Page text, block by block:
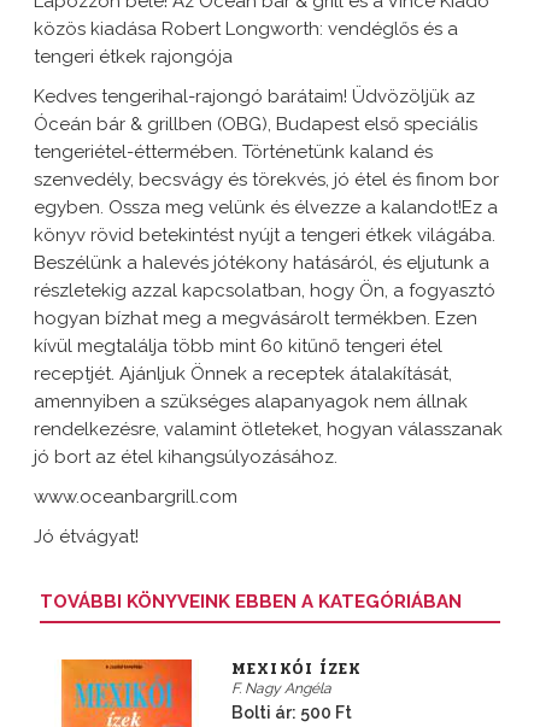
közös kiadása Robert Longworth: vendéglős és a
tengeri étkek rajongója
Kedves tengerihal-rajongó barátaim! Üdvözöljük az
Óceán bár & grillben (OBG), Budapest első speciális
tengeriétel-éttermében. Történetünk kaland és
szenvedély, becsvágy és törekvés, jó étel és finom bor
egyben. Ossza meg velünk és élvezze a kalandot!Ez a
könyv rövid betekintést nyújt a tengeri étkek világába.
Beszélünk a halevés jótékony hatásáról, és eljutunk a
részletekig azzal kapcsolatban, hogy Ön, a fogyasztó
hogyan bízhat meg a megvásárolt termékben. Ezen
kívül megtalálja több mint 60 kitűnő tengeri étel
receptjét. Ajánljuk Önnek a receptek átalakítását,
amennyiben a szükséges alapanyagok nem állnak
rendelkezésre, valamint ötleteket, hogyan válasszanak
jó bort az étel kihangsúlyozásához.
www.oceanbargrill.com
Jó étvágyat!
TOVÁBBI KÖNYVEINK EBBEN A KATEGÓRIÁBAN
MEXIKÓI ÍZEK
F. Nagy Angéla
Bolti ár: 500 Ft